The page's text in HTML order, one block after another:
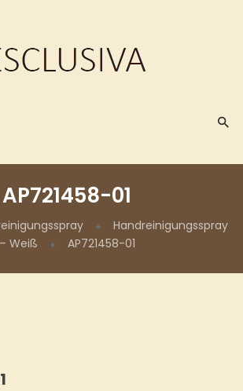
AP721458-01
Handreinigungsspray
– Weiß
AP721458-01